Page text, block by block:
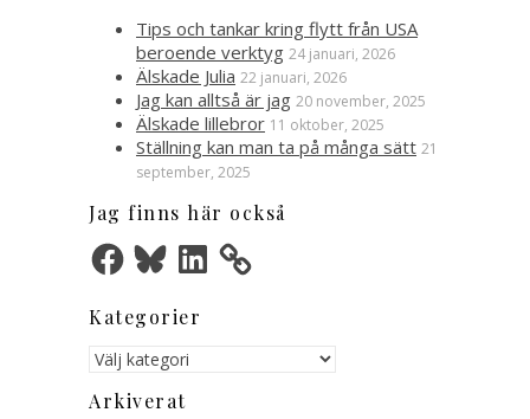
Tips och tankar kring flytt från USA
beroende verktyg 24 januari, 2026
Älskade Julia 22 januari, 2026
Jag kan alltså är jag 20 november, 2025
Älskade lillebror 11 oktober, 2025
Ställning kan man ta på många sätt 21
september, 2025
Jag finns här också
FacebookBlueskyLinkedIn
Kategorier
Kategorier
Arkiverat